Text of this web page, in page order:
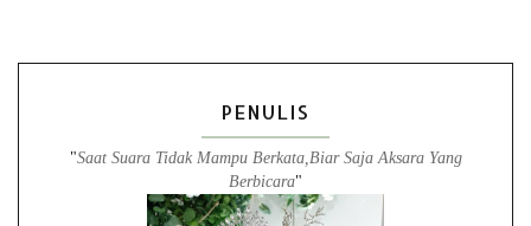
PENULIS
"Saat Suara Tidak Mampu Berkata,Biar Saja Aksara Yang
Berbicara"